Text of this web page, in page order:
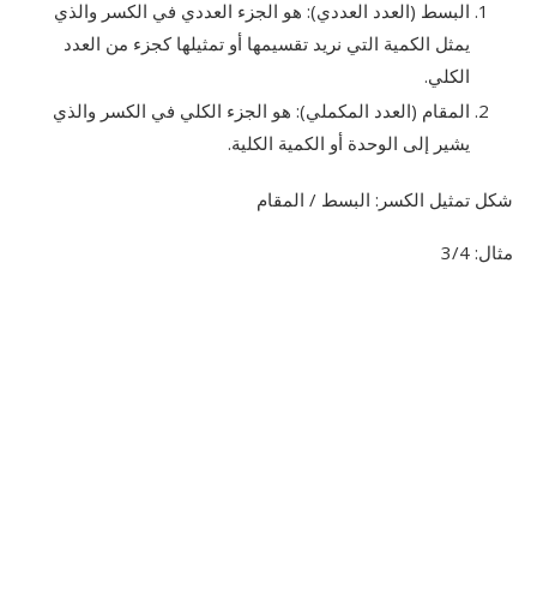
البسط (العدد العددي): هو الجزء العددي في الكسر والذي
يمثل الكمية التي نريد تقسيمها أو تمثيلها كجزء من العدد
الكلي.
المقام (العدد المكملي): هو الجزء الكلي في الكسر والذي
يشير إلى الوحدة أو الكمية الكلية.
شكل تمثيل الكسر: البسط / المقام
مثال: 3/4